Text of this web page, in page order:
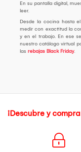
En su pantalla digital,
leer.
Desde la cocina hasta
medir con exactitud la
y en el trabajo. En ese
nuestro catálogo virtual
las rebajas Black Friday.
¡Descubre y